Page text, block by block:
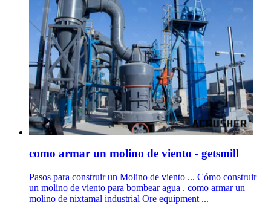
como armar un molino de viento - getsmill
Pasos para construir un Molino de viento ... Cómo construir
un molino de viento para bombear agua . como armar un
molino de nixtamal industrial Ore equipment ...